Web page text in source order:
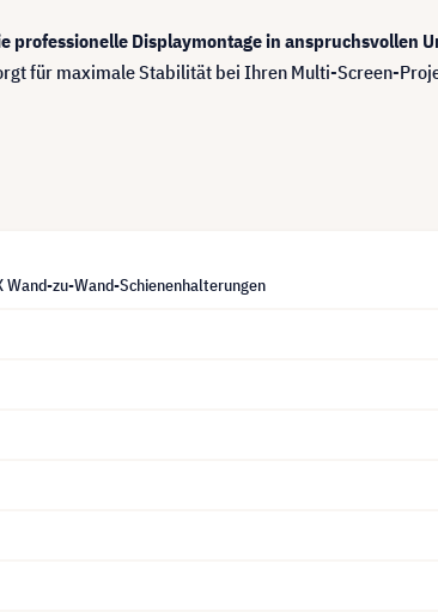
professionelle Displaymontage in anspruchsvollen
für maximale Stabilität bei Ihren Multi-Screen-
Wand-zu-Wand-Schienenhalterungen